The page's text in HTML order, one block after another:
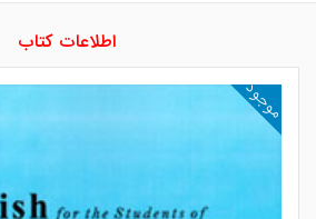
اطلاعات کتاب
موجود